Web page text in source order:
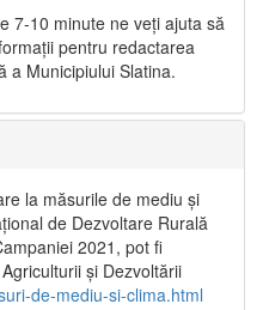
7-10 minute ne veți ajuta să
pentru redactarea
a Municipiului Slatina.
la măsurile de mediu și
de Dezvoltare Rurală
2021, pot fi
și Dezvoltării
de-mediu-si-clima.html